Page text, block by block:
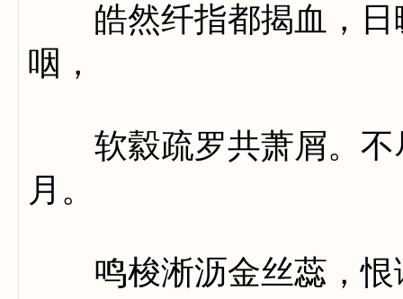
皓然纤指都揭血，日
咽，
软縠疏罗共萧屑。不
月。
鸣梭淅沥金丝蕊，恨